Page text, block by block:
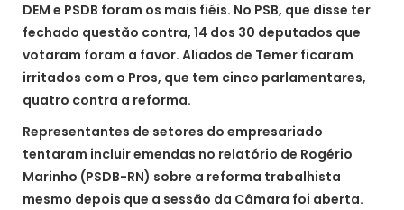
DEM e PSDB foram os mais fiéis. No PSB, que disse ter
fechado questão contra, 14 dos 30 deputados que
votaram foram a favor. Aliados de Temer ficaram
irritados com o Pros, que tem cinco parlamentares,
quatro contra a reforma.
Representantes de setores do empresariado
tentaram incluir emendas no relatório de Rogério
Marinho (PSDB-RN) sobre a reforma trabalhista
mesmo depois que a sessão da Câmara foi aberta.